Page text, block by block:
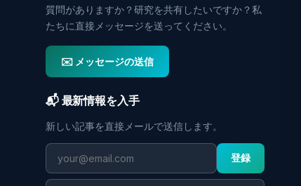
質問がありますか？研究を共有したいですか？私
たちに直接メッセージを送ってください。
✉️ メッセージの送信
📬 最新情報を入手
新しい記事を直接メールで送信します。
登録